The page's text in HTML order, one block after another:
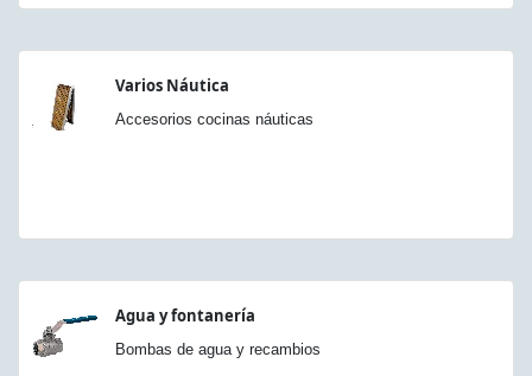
Varios Náutica
Accesorios cocinas náuticas
Agua y fontanería
Bombas de agua y recambios